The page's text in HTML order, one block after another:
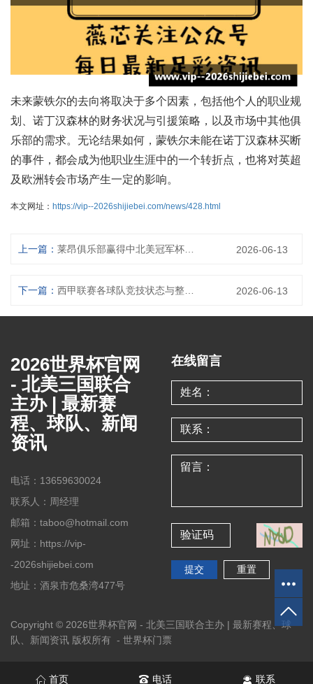
未来蒙铁尔的去向将取决于多个因素，包括他个人的职业规
划、诺丁汉森林的财务状况与引援策略，以及市场中其他俱
乐部的需求。无论结果如何，蒙铁尔未能在诺丁汉森林买断
的事件，都会成为他职业生涯中的一个转折点，也将对英超
及欧洲转会市场产生一定的影响。
本文网址： https://vip--2026shijiebei.com/news/428.html
上一篇： 2026-06-13
下一篇： 2026-06-13
2026世界杯官网
- 北美三国联合
主办 | 最新赛
程、球队、新闻
资讯
电话：13659630024
联系人：周经理
邮箱：taboo@hotmail.com
网址：https://vip-
-2026shijiebei.com
地址：酒泉市危桑湾477号
在线留言
Copyright © 2026世界杯官网 - 北美三国联合主办 | 最新赛程、球
队、新闻资讯 版权所有 - 世界杯门票
首页 电话 联系